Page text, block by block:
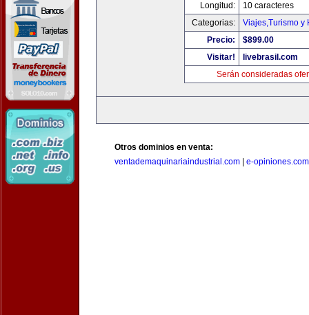
Longitud:
10 caracteres
Categorias:
Viajes,Turismo y
Precio:
$899.00
Visitar!
livebrasil.com
Serán consideradas
Otros dominios en venta:
ventademaquinariaindustrial.com
e-opiniones.com